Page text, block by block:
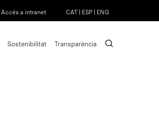
Accés a intranet CAT ESP ENG
Sostenibilitat Transparència search